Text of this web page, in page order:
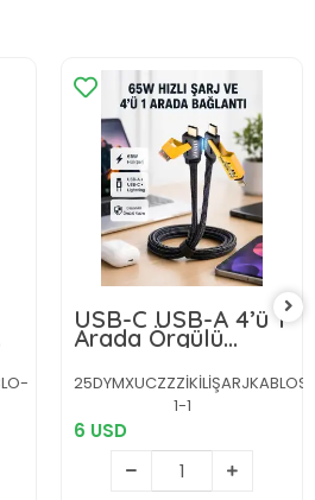
USB-C USB-A 4’ü 1
Arada Örgülü
Kablo 65W Hızlı
Şarj Metal Uç
Dayanıklı1-1
6 USD